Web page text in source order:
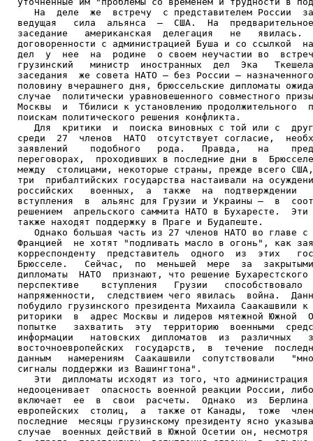
На  деле  же  встречу  с представителем России
ведущая   сила  альянса  –  США.  На
заседание   американская  делегация   не
договоренности с администрацией Буша и со ссылкой
дел  у  нее  на  родине  о своем неучастии во
грузинский   министр  иностранных  дел  Эка
заседания  же совета НАТО – без России –
половину вчерашнего дня, брюссельские дипломаты
случае  политически уравновешенного совместного
Москвы  и  Тбилиси к установлению продолжительного
поискам политического решения конфликта.
Для  критики  и  поиска виновных с той или с
среди  27  членов  НАТО  отсутствует согласие,
заявлений    подобного   рода.   Правда,   на
переговорах,  проходивших в последние дни в
между  столицами, некоторые страны, прежде всего
три  прибалтийских государства настаивали на
российских   военных,  а  также  на  подтверждении
вступления  в  альянс для Грузии и Украины –  в
решением  апрельского саммита НАТО в Бухаресте.  Эти
также находят поддержку в Праге и Будапеште.
Однако большая часть из 27 членов НАТО во главе с
Францией  не хотят "подливать масло в огонь", как
корреспонденту  представитель  одного  из  этих
Брюсселе.   Сейчас,  по  меньшей  мере  за
дипломаты  НАТО  признают, что решение
перспективе    вступления   Грузии   способствовало
напряженности,  следствием чего явилась  война.
побудило грузинского президента Михаила Саакашвили к
риторики  в  адрес Москвы и лидеров мятежной Южной
попытке   захватить  эту  территорию  военными
информации   натовских  дипломатов  из  различных
восточноевропейских  государств,  в  течение
данным   намерениям  Саакашвили  сопутствовали
сигналы поддержки из Вашингтона".
Эти  дипломаты исходят из того, что администрация
недооценивает  опасность военной реакции России,
включает  ее  в  свои  расчеты.  Однако  из
европейских  столиц,  а  также от Канады,  тоже
последние  месяцы грузинскому президенту ясно
случае  военных действий в Южной Осетии он, несмотря